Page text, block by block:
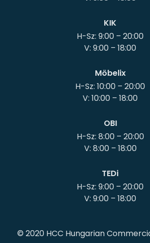
KIK
H-Sz: 9:00 – 20:00
Möbelix
H-Sz: 10:00 – 20:00
OBI
H-Sz: 8:00 – 20:00
V: 8:00 – 18:00
TEDi
H-Sz: 9:00 – 20:00
© 2020 HCC Hungarian